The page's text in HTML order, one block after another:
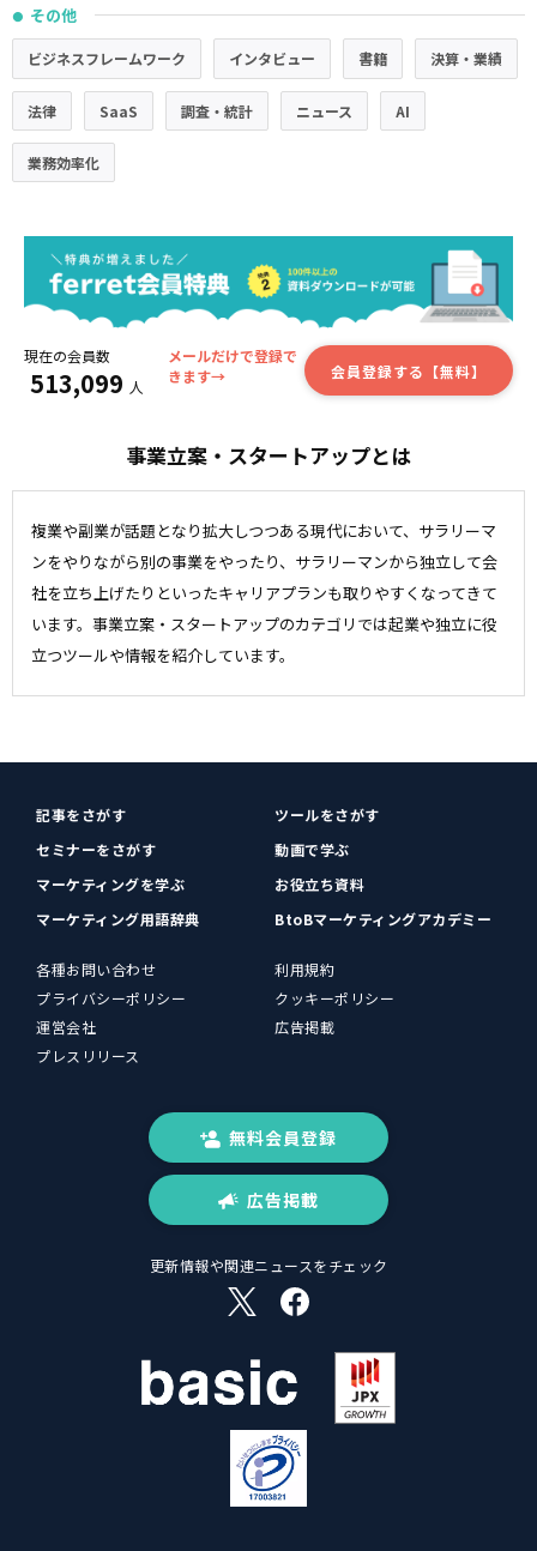
● その他
ビジネスフレームワーク インタビュー 書籍 決算・業績
法律 SaaS 調査・統計 ニュース AI
業務効率化
現在の会員数
513,099 人
メールだけで登録で
きます→
会員登録する【無料】
事業立案・スタートアップとは
複業や副業が話題となり拡大しつつある現代において、サラリーマ
ンをやりながら別の事業をやったり、サラリーマンから独立して会
社を立ち上げたりといったキャリアプランも取りやすくなってきて
います。事業立案・スタートアップのカテゴリでは起業や独立に役
立つツールや情報を紹介しています。
記事をさがす
ツールをさがす
セミナーをさがす
動画で学ぶ
マーケティングを学ぶ
お役立ち資料
マーケティング用語辞典
BtoBマーケティングアカデミー
各種お問い合わせ
利用規約
プライバシーポリシー
クッキーポリシー
運営会社
広告掲載
プレスリリース
無料会員登録
広告掲載
更新情報や関連ニュースをチェック